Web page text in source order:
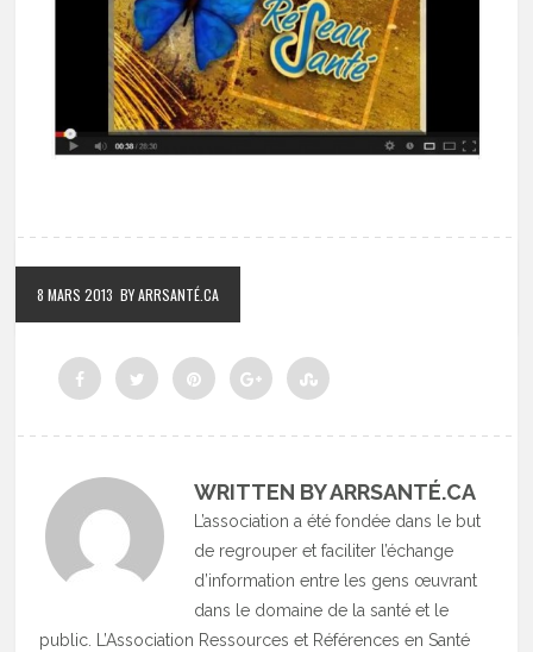
8 MARS 2013 BY ARRSANTÉ.CA
WRITTEN BY ARRSANTÉ.CA
L’association a été fondée dans le but
de regrouper et faciliter l’échange
d’information entre les gens œuvrant
dans le domaine de la santé et le
public. L’Association Ressources et Références en Santé